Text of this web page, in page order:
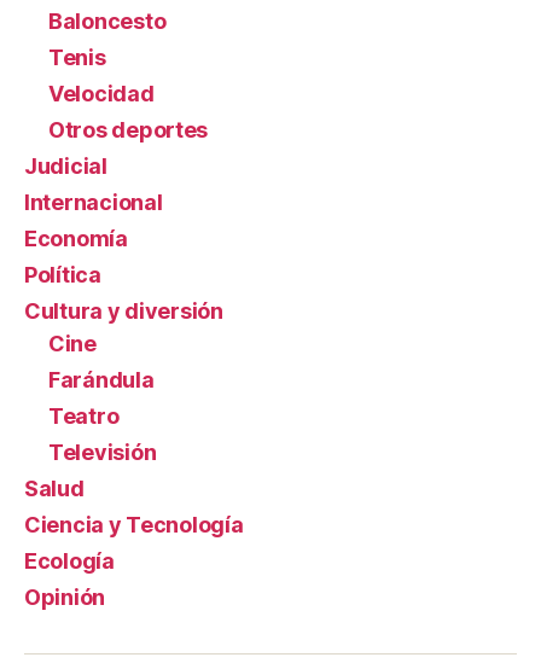
Baloncesto
Tenis
Velocidad
Otros deportes
Judicial
Internacional
Economía
Política
Cultura y diversión
Cine
Farándula
Teatro
Televisión
Salud
Ciencia y Tecnología
Ecología
Opinión